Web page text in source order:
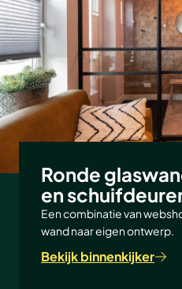
Ronde
en
Een combinatie van
wand naar eigen ontwerp.
Bekijk binnenkijker